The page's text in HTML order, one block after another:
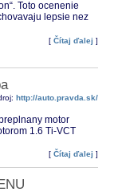
Toto ocenenie
lepsie nez
[ Čítaj ďalej ]
http://auto.pravda.sk/
motor
1.6 Ti-VCT
[ Čítaj ďalej ]